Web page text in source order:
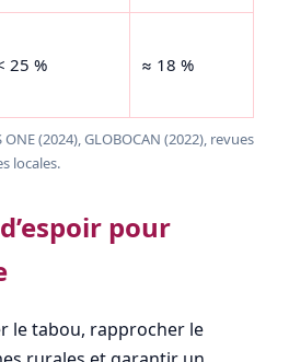
25 % ≈ 18 %
(2024), GLOBOCAN (2022), revues
locales.
pour
le tabou, rapprocher le